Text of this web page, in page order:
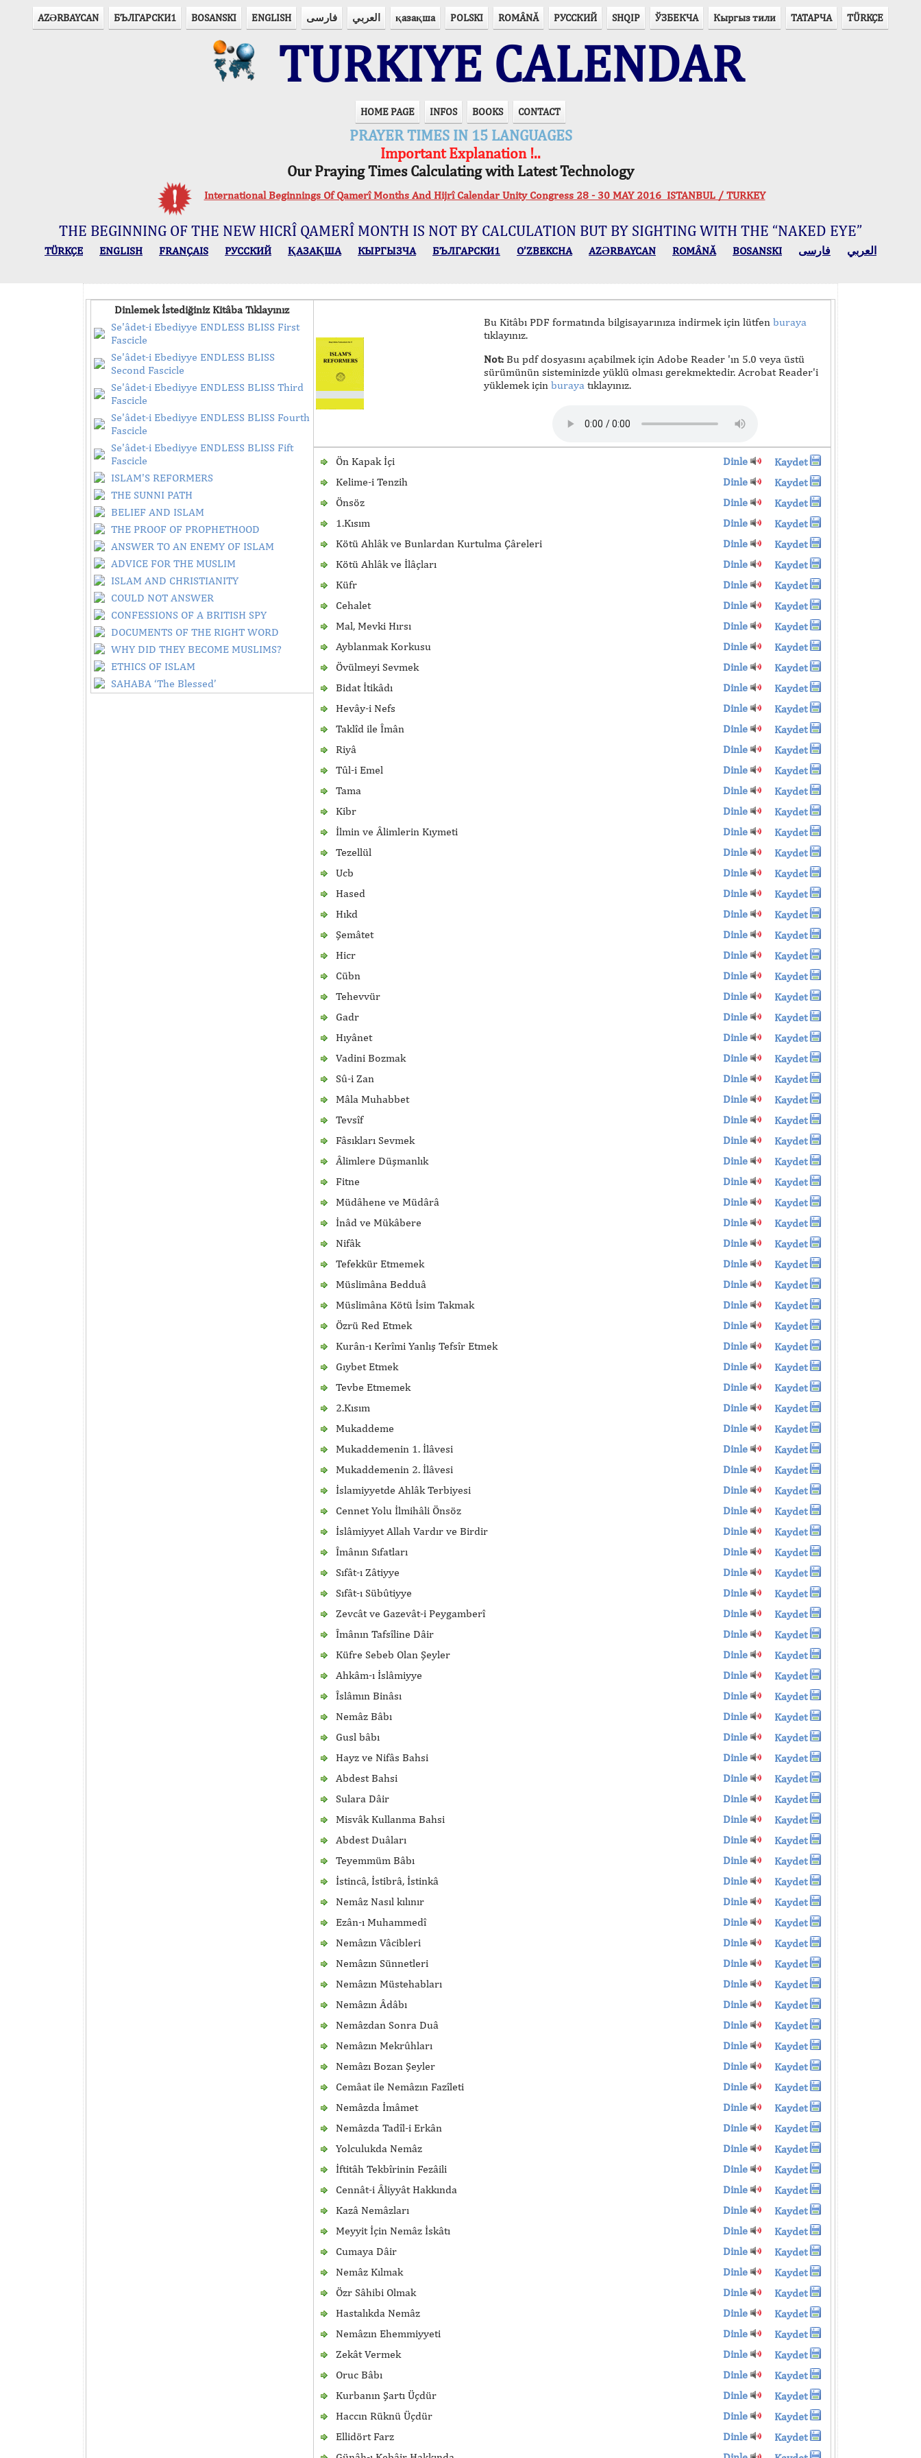
AZӘRBAYCAN БЪЛГАРСКИ1 BOSANSKI ENGLISH فارسی العربي қазақша POLSKI ROMÂNĂ РУССКИЙ SHQIP ЎЗБЕКЧА Кыргыз тили ТАТАРЧА TÜRKÇE
TURKIYE CALENDAR
HOME PAGE INFOS BOOKS CONTACT
PRAYER TIMES IN 15 LANGUAGES
Important Explanation !..
Our Praying Times Calculating with Latest Technology
International Beginnings Of Qamerî Months And Hijrî Calendar Unity Congress 28 - 30 MAY 2016 ISTANBUL / TURKEY
THE BEGINNING OF THE NEW HICRÎ QAMERÎ MONTH IS NOT BY CALCULATION BUT BY SIGHTING WITH THE “NAKED EYE”
TÜRKÇE ENGLISH FRANÇAIS РУССКИЙ ҚАЗАҚША КЫPГЫЗЧA БЪЛГАРСКИ1 O’ZBEKCHA AZӘRBAYCAN ROMÂNĂ BOSANSKI العربي فارسی
Dinlemek İstediğiniz Kitâba Tıklayınız
Se'âdet-i Ebediyye ENDLESS BLISS First
Fascicle
Se'âdet-i Ebediyye ENDLESS BLISS
Second Fascicle
Se'âdet-i Ebediyye ENDLESS BLISS Third
Fascicle
Se'âdet-i Ebediyye ENDLESS BLISS Fourth
Fascicle
Se'âdet-i Ebediyye ENDLESS BLISS Fift
Fascicle
ISLAM'S REFORMERS
THE SUNNI PATH
BELIEF AND ISLAM
THE PROOF OF PROPHETHOOD
ANSWER TO AN ENEMY OF ISLAM
ADVICE FOR THE MUSLIM
ISLAM AND CHRISTIANITY
COULD NOT ANSWER
CONFESSIONS OF A BRITISH SPY
DOCUMENTS OF THE RIGHT WORD
WHY DID THEY BECOME MUSLIMS?
ETHICS OF ISLAM
SAHABA ‘The Blessed’
Bu Kitâbı PDF formatında bilgisayarınıza indirmek için lütfen buraya
tıklayınız.
Not:Bu pdf dosyasını açabilmek için Adobe Reader 'ın 5.0 veya üstü
sürümünün sisteminizde yüklü olması gerekmektedir. Acrobat Reader'i
yüklemek için burayatıklayınız.
Ön Kapak İçi Dinle
Kaydet
Kelime-i Tenzih
Dinle
Kaydet
Önsöz
Dinle
Kaydet
1.Kısım
Dinle
Kaydet
Kötü Ahlâk ve Bunlardan Kurtulma Çâreleri
Dinle
Kaydet
Kötü Ahlâk ve İlâçları
Dinle
Kaydet
Küfr
Dinle
Kaydet
Cehalet
Dinle
Kaydet
Mal, Mevki Hırsı
Dinle
Kaydet
Ayblanmak Korkusu
Dinle
Kaydet
Övülmeyi Sevmek
Dinle
Kaydet
Bidat İtikâdı
Dinle
Kaydet
Hevây-i Nefs
Dinle
Kaydet
Taklîd ile Îmân
Dinle
Kaydet
Riyâ
Dinle
Kaydet
Tûl-i Emel
Dinle
Kaydet
Tama
Dinle
Kaydet
Kibr
Dinle
Kaydet
İlmin ve Âlimlerin Kıymeti
Dinle
Kaydet
Tezellül
Dinle
Kaydet
Ucb
Dinle
Kaydet
Hased
Dinle
Kaydet
Hıkd
Dinle
Kaydet
Şemâtet
Dinle
Kaydet
Hicr
Dinle
Kaydet
Cübn
Dinle
Kaydet
Tehevvür
Dinle
Kaydet
Gadr
Dinle
Kaydet
Hıyânet
Dinle
Kaydet
Vadini Bozmak
Dinle
Kaydet
Sû-i Zan
Dinle
Kaydet
Mâla Muhabbet
Dinle
Kaydet
Tevsîf
Dinle
Kaydet
Fâsıkları Sevmek
Dinle
Kaydet
Âlimlere Düşmanlık
Dinle
Kaydet
Fitne
Dinle
Kaydet
Müdâhene ve Müdârâ
Dinle
Kaydet
İnâd ve Mükâbere
Dinle
Kaydet
Nifâk
Dinle
Kaydet
Tefekkür Etmemek
Dinle
Kaydet
Müslimâna Bedduâ
Dinle
Kaydet
Müslimâna Kötü İsim Takmak
Dinle
Kaydet
Özrü Red Etmek
Dinle
Kaydet
Kurân-ı Kerîmi Yanlış Tefsîr Etmek
Dinle
Kaydet
Gıybet Etmek
Dinle
Kaydet
Tevbe Etmemek
Dinle
Kaydet
2.Kısım
Dinle
Kaydet
Mukaddeme
Dinle
Kaydet
Mukaddemenin 1. İlâvesi
Dinle
Kaydet
Mukaddemenin 2. İlâvesi
Dinle
Kaydet
İslamiyyetde Ahlâk Terbiyesi
Dinle
Kaydet
Cennet Yolu İlmihâli Önsöz
Dinle
Kaydet
İslâmiyyet Allah Vardır ve Birdir
Dinle
Kaydet
Îmânın Sıfatları
Dinle
Kaydet
Sıfât-ı Zâtiyye
Dinle
Kaydet
Sıfât-ı Sübûtiyye
Dinle
Kaydet
Zevcât ve Gazevât-i Peygamberî
Dinle
Kaydet
Îmânın Tafsîline Dâir
Dinle
Kaydet
Küfre Sebeb Olan Şeyler
Dinle
Kaydet
Ahkâm-ı İslâmiyye
Dinle
Kaydet
Îslâmın Binâsı
Dinle
Kaydet
Nemâz Bâbı
Dinle
Kaydet
Gusl bâbı
Dinle
Kaydet
Hayz ve Nifâs Bahsi
Dinle
Kaydet
Abdest Bahsi
Dinle
Kaydet
Sulara Dâir
Dinle
Kaydet
Misvâk Kullanma Bahsi
Dinle
Kaydet
Abdest Duâları
Dinle
Kaydet
Teyemmüm Bâbı
Dinle
Kaydet
İstincâ, İstibrâ, İstinkâ
Dinle
Kaydet
Nemâz Nasıl kılınır
Dinle
Kaydet
Ezân-ı Muhammedî
Dinle
Kaydet
Nemâzın Vâcibleri
Dinle
Kaydet
Nemâzın Sünnetleri
Dinle
Kaydet
Nemâzın Müstehabları
Dinle
Kaydet
Nemâzın Âdâbı
Dinle
Kaydet
Nemâzdan Sonra Duâ
Dinle
Kaydet
Nemâzın Mekrûhları
Dinle
Kaydet
Nemâzı Bozan Şeyler
Dinle
Kaydet
Cemâat ile Nemâzın Fazîleti
Dinle
Kaydet
Nemâzda İmâmet
Dinle
Kaydet
Nemâzda Tadîl-i Erkân
Dinle
Kaydet
Yolculukda Nemâz
Dinle
Kaydet
İftitâh Tekbîrinin Fezâili
Dinle
Kaydet
Cennât-i Âliyyât Hakkında
Dinle
Kaydet
Kazâ Nemâzları
Dinle
Kaydet
Meyyit İçin Nemâz İskâtı
Dinle
Kaydet
Cumaya Dâir
Dinle
Kaydet
Nemâz Kılmak
Dinle
Kaydet
Özr Sâhibi Olmak
Dinle
Kaydet
Hastalıkda Nemâz
Dinle
Kaydet
Nemâzın Ehemmiyyeti
Dinle
Kaydet
Zekât Vermek
Dinle
Kaydet
Oruc Bâbı
Dinle
Kaydet
Kurbanın Şartı Üçdür
Dinle
Kaydet
Haccın Rüknü Üçdür
Dinle
Kaydet
Ellidört Farz
Dinle
Kaydet